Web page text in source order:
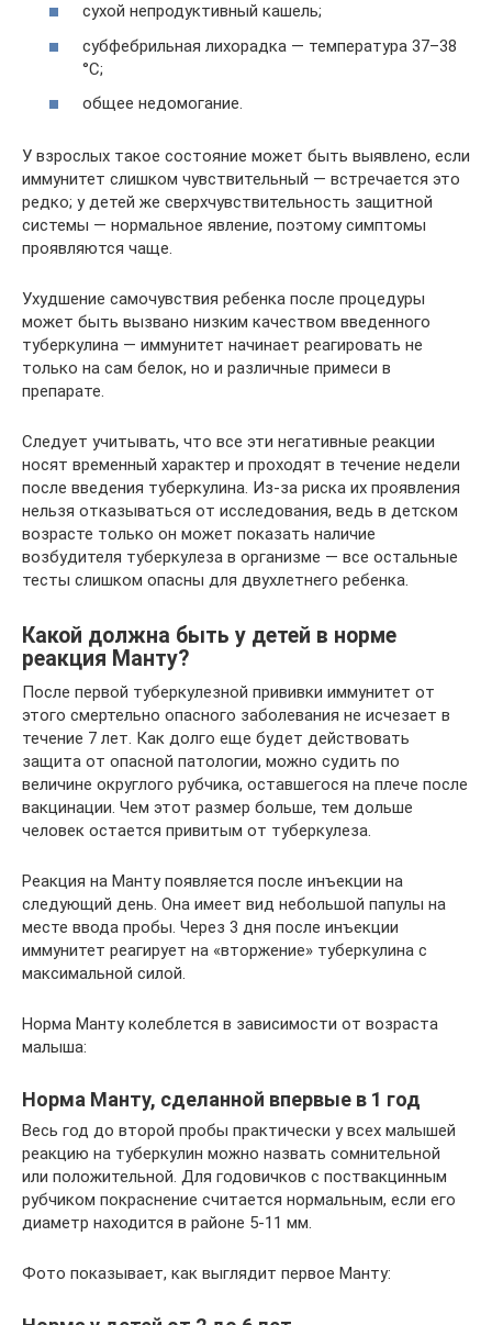
сухой непродуктивный кашель;
субфебрильная лихорадка — температура 37–38
°C;
общее недомогание.
У взрослых такое состояние может быть выявлено, если
иммунитет слишком чувствительный — встречается это
редко; у детей же сверхчувствительность защитной
системы — нормальное явление, поэтому симптомы
проявляются чаще.
Ухудшение самочувствия ребенка после процедуры
может быть вызвано низким качеством введенного
туберкулина — иммунитет начинает реагировать не
только на сам белок, но и различные примеси в
препарате.
Следует учитывать, что все эти негативные реакции
носят временный характер и проходят в течение недели
после введения туберкулина. Из-за риска их проявления
нельзя отказываться от исследования, ведь в детском
возрасте только он может показать наличие
возбудителя туберкулеза в организме — все остальные
тесты слишком опасны для двухлетнего ребенка.
Какой должна быть у детей в норме
реакция Манту?
После первой туберкулезной прививки иммунитет от
этого смертельно опасного заболевания не исчезает в
течение 7 лет. Как долго еще будет действовать
защита от опасной патологии, можно судить по
величине округлого рубчика, оставшегося на плече после
вакцинации. Чем этот размер больше, тем дольше
человек остается привитым от туберкулеза.
Реакция на Манту появляется после инъекции на
следующий день. Она имеет вид небольшой папулы на
месте ввода пробы. Через 3 дня после инъекции
иммунитет реагирует на «вторжение» туберкулина с
максимальной силой.
Норма Манту колеблется в зависимости от возраста
малыша:
Норма Манту, сделанной впервые в 1 год
Весь год до второй пробы практически у всех малышей
реакцию на туберкулин можно назвать сомнительной
или положительной. Для годовичков с поствакцинным
рубчиком покраснение считается нормальным, если его
диаметр находится в районе 5-11 мм.
Фото показывает, как выглядит первое Манту: